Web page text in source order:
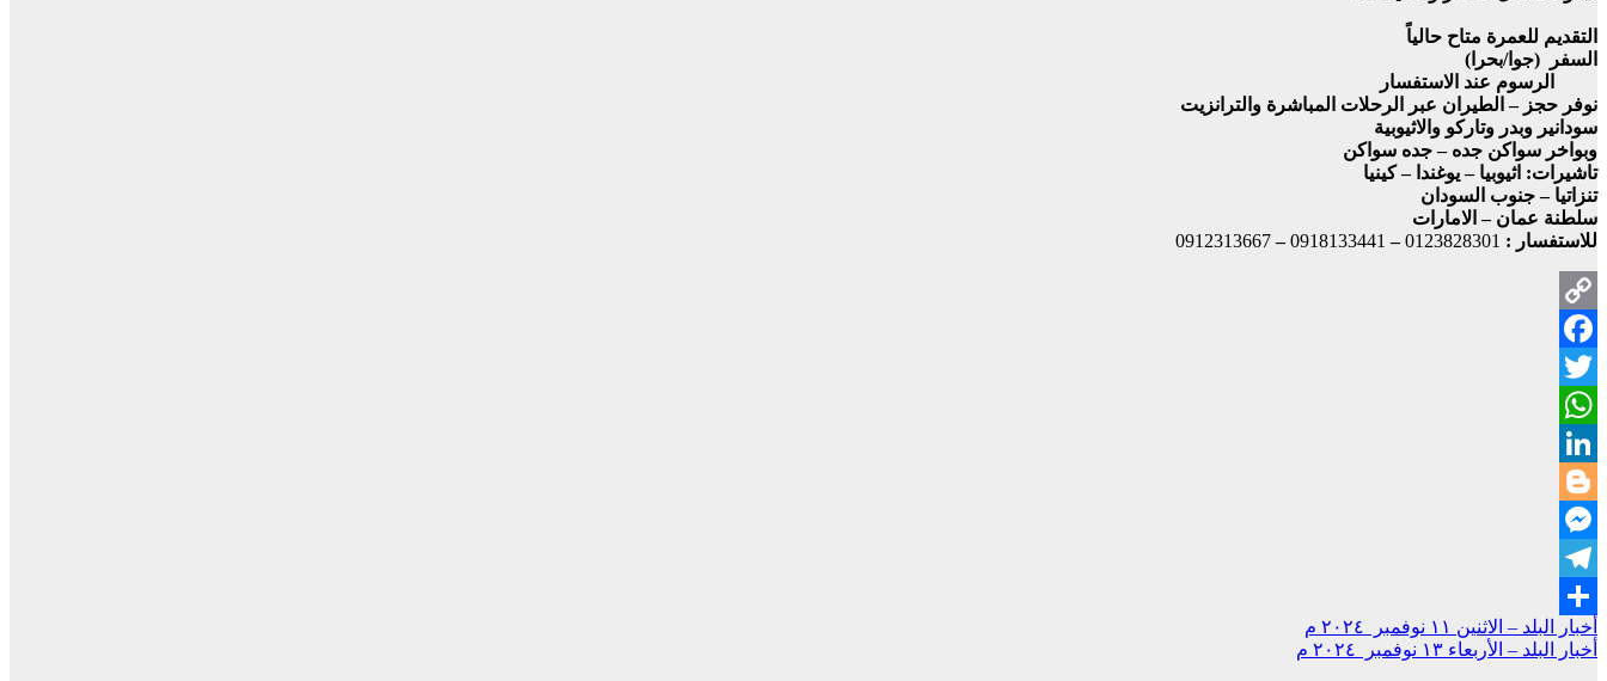
التقديم للعمرة متاح حالياً
السفر (جوا/بحرا)
الرسوم عند الاستفسار
نوفر حجز – الطيران عبر الرحلات المباشرة والترانزيت
سودانير وبدر وتاركو والاثيوبية
وبواخر سواكن جده – جده سواكن
تاشيرات: اثيوبيا – يوغندا – كينيا
تنزاتيا – جنوب السودان
سلطنة عمان – الامارات
للاستفسار : 0123828301
–
0918133441
–
0912313667
Copy
Link
Facebook
Twitter
WhatsApp
LinkedIn
Blogger
Messenger
Telegram
Share
تصفّح
المقالات
أخبار البلد – الاثنين ١١ نوفمبر ٢٠٢٤ م
أخبار البلد – الأربعاء ١٣ نوفمبر ٢٠٢٤ م